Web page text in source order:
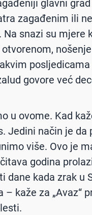
glavni
zagađenim ili
snazi su mjere
govore već
u ovome. Kad
Jedini način je
više. Ovo je
godina
dane kada zrak u
kaže za „Avaz“